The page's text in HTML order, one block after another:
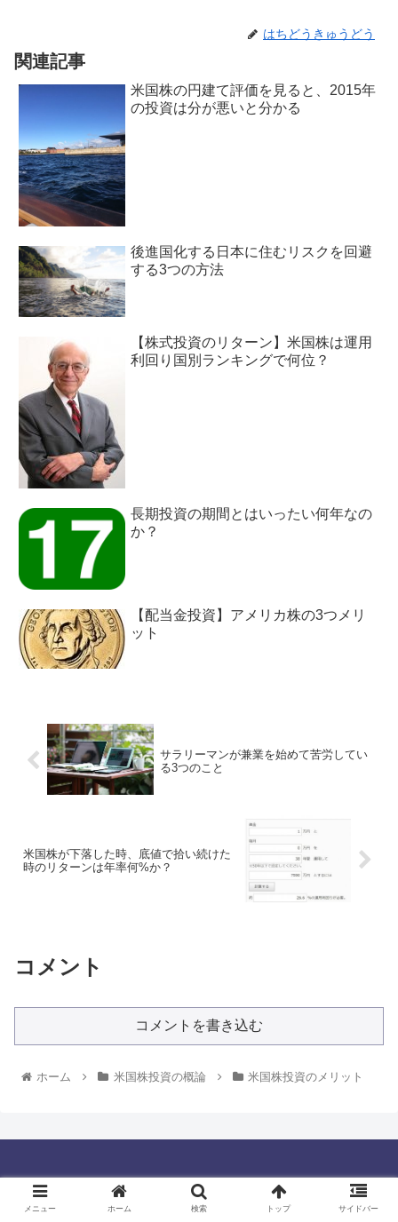
はちどうきゅうどう
関連記事
米国株の円建て評価を見ると、2015年
の投資は分が悪いと分かる
後進国化する日本に住むリスクを回避
する3つの方法
【株式投資のリターン】米国株は運用
利回り国別ランキングで何位？
長期投資の期間とはいったい何年なの
か？
【配当金投資】アメリカ株の3つメリ
ット
サラリーマンが兼業を始めて苦労してい
る3つのこと
米国株が下落した時、底値で拾い続けた
時のリターンは年率何%か？
コメント
コメントを書き込む
ホーム 米国株投資の概論 米国株投資のメリット
アメリカ株でアーリーリタイアを目指す
メニュー ホーム 検索 トップ サイドバー